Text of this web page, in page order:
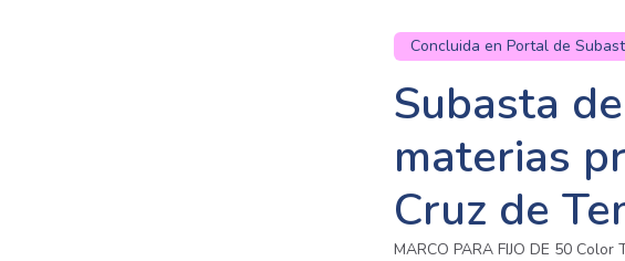
Concluida en Portal de
Subasta
materias
Cruz de
MARCO PARA FIJO DE 50 Color